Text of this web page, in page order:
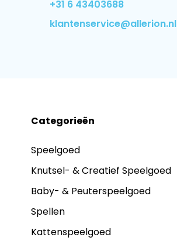
+31 6 43403688
klantenservice@allerion.nl
Categorieën
Speelgoed
Knutsel- & Creatief Speelgoed
Baby- & Peuterspeelgoed
Spellen
Kattenspeelgoed